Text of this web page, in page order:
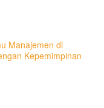
Manajemen di
Kepemimpinan